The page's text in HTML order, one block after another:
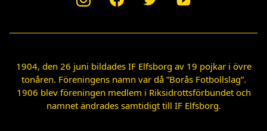
1904, den 26 juni bildades IF Elfsborg av 19 pojkar i övre
tonåren. Föreningens namn var då ”Borås Fotbollslag”.
1906 blev föreningen medlem i Riksidrottsförbundet och
namnet ändrades samtidigt till IF Elfsborg.